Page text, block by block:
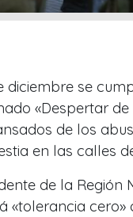
diciembre se
«Despertar
de los
en las calles
de la Región
«tolerancia